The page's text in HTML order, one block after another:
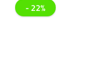
- 22%